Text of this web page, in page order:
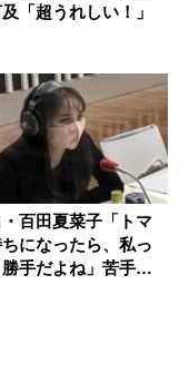
「超うれしい！」
百田夏菜子「トマ
ちになったら、私っ
手だよね」苦手な
だ克服されず